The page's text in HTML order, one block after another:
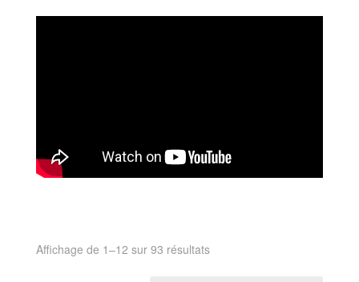
Affichage de 1–12 sur 93 résultats